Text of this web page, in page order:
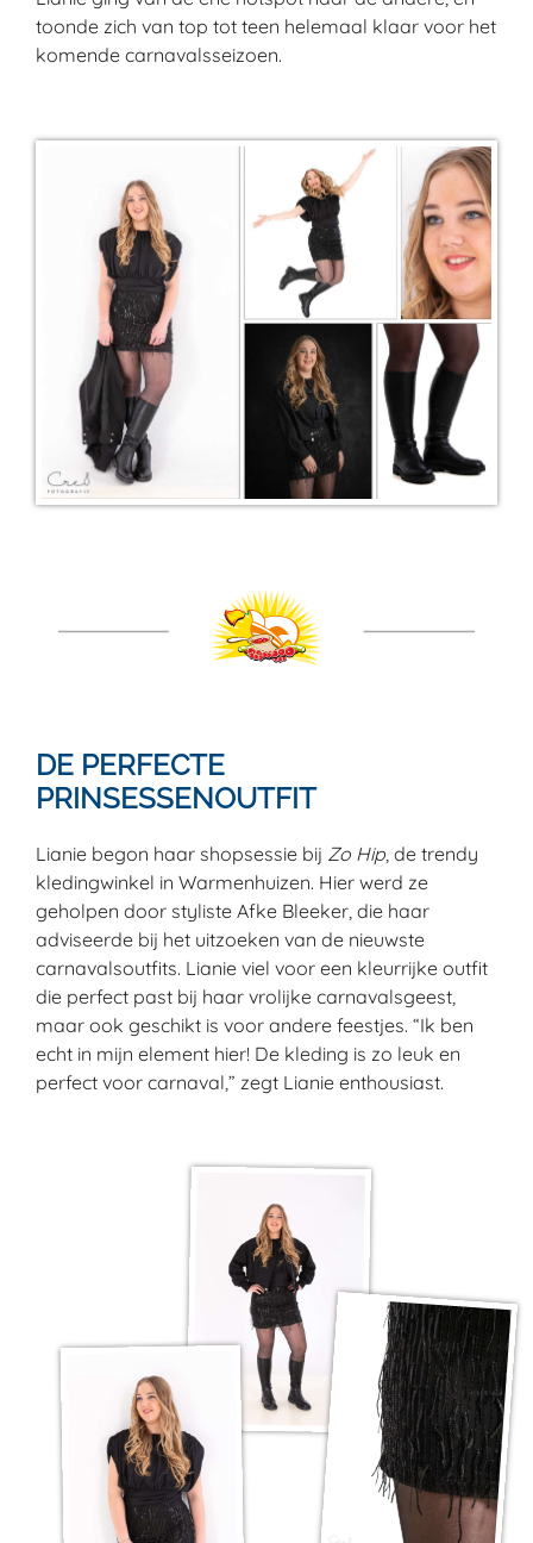
toonde zich van top tot teen helemaal klaar voor het
komende carnavalsseizoen.
DE PERFECTE
PRINSESSENOUTFIT
Lianie begon haar shopsessie bij Zo Hip, de trendy
kledingwinkel in Warmenhuizen. Hier werd ze
geholpen door styliste Afke Bleeker, die haar
adviseerde bij het uitzoeken van de nieuwste
carnavalsoutfits. Lianie viel voor een kleurrijke outfit
die perfect past bij haar vrolijke carnavalsgeest,
maar ook geschikt is voor andere feestjes. “Ik ben
echt in mijn element hier! De kleding is zo leuk en
perfect voor carnaval,” zegt Lianie enthousiast.